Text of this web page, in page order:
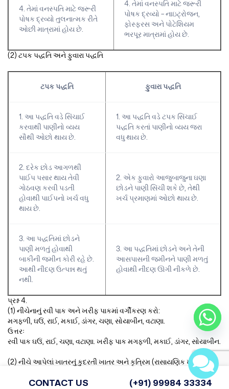
4. તેમાં વનસ્પતિ માટે જરૂરી
પોષક દ્રવ્યો તુલનાત્મક રીતે
ઓછી માત્રામાં હોય છે.
4. તેમાં વનસ્પતિ માટે જરૂરી
પોષક દ્રવ્યો – નાઇટ્રોજન,
ફોસ્ફરસ અને પોટેશિયમ
ભરપૂર માત્રામાં હોય છે.
(2) ટપક પદ્ધતિ અને ફુવારા પદ્ધતિ
ટપક પદ્ધતિ ફુવારા પદ્ધતિ
1. આ પદ્ધતિ વડે સિંચાઈ
કરવાથી પાણીનો વ્યય
સૌથી ઓછો થાય છે.
1. આ પદ્ધતિ વડે ટપક સિંચાઈ
પદ્ધતિ કરતાં પાણીનો વ્યય જરા
વધુ થાય છે.
2. દરેક છોડ આગળથી
પાઈપ પસાર થાય તેવી
ગોઠવણ કરવી પડતી
હોવાથી પાઈપનો ખર્ચ વધુ
થાય છે.
2. એક ફુવારો આજુબાજુના ઘણા
છોડને પાણી સિંચી શકે છે, તેથી
ખર્ચ પ્રમાણમાં ઓછો થાય છે.
3. આ પદ્ધતિમાં છોડને
પાણી મળતું હોવાથી
બાકીની જમીન કોરી રહે છે.
આથી નીંદણ ઉત્પન્ન થતું
નથી.
3. આ પદ્ધતિમાં છોડને અને તેની
આસપાસની જમીનને પાણી મળતું
હોવાથી નીંદણ ઊગી નીકળે છે.
પ્રશ્ન 4.
(1) નીચેનાનું રવી પાક અને ખરીફ પાકમાં વર્ગીકરણ કરો:
મગફળી, ઘઉં, રાઈ, મકાઈ, ડાંગર, ચણા, સોયાબીન, વટાણા.
ઉત્તરઃ
રવી પાક ઘઉં, રાઈ, ચણા, વટાણા. ખરીફ પાક મગફળી, મકાઈ, ડાંગર, સોયાબીન.
(2) નીચે આપેલાં ખાતરનું કુદરતી ખાતર અને કૃત્રિમ (રાસાયણિક ખાતરમાં
કમ્પોસ્ટ ખાતર, યૂરિયા, છાણિયું ખાતર, મગફળીનો ખોળ, એમોનિયમ સલ્ફટ,
CONTACT US (+91) 99984 33334